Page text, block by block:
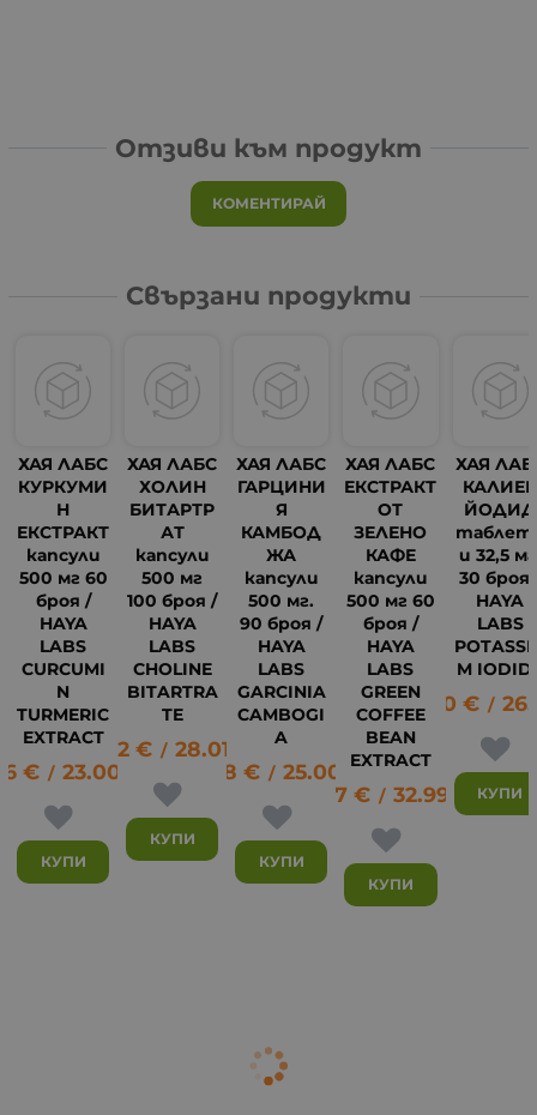
Отзиви към продукт
КОМЕНТИРАЙ
Свързани продукти
ХАЯ ЛАБС
КУРКУМИ
Н
ЕКСТРАКТ
капсули
500 мг 60
броя /
HAYA
LABS
CURCUMI
N
TURMERIC
EXTRACT
€ / 23.00
КУПИ
ХАЯ ЛАБС
ХОЛИН
БИТАРТР
АТ
капсули
500 мг
100 броя /
HAYA
LABS
CHOLINE
BITARTRA
TE
14.32 € / 28.01
КУПИ
ХАЯ ЛАБС
ГАРЦИНИ
Я
КАМБОД
ЖА
капсули
500 мг.
90 броя /
HAYA
LABS
GARCINIA
CAMBOGI
A
12.78 € / 25.00 лв.
КУПИ
ХАЯ ЛАБС
ЕКСТРАКТ
ОТ
ЗЕЛЕНО
КАФЕ
капсули
500 мг 60
броя /
HAYA
LABS
GREEN
COFFEE
BEAN
EXTRACT
16.87 € / 32.99 лв.
КУПИ
ХАЯ
КАЛИЕВ
ЙОДИД
и 32,5
30 броя
HAYA
LABS
M
13.80 € /
КУПИ